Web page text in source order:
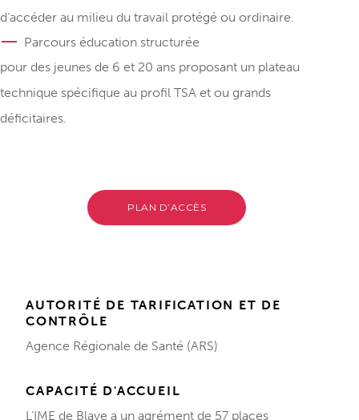
d’accéder au milieu du travail protégé ou ordinaire.
Parcours éducation structurée
pour des jeunes de 6 et 20 ans proposant un plateau
technique spécifique au profil TSA et ou grands
déficitaires.
PLAN D’ACCÈS
AUTORITÉ DE TARIFICATION ET DE
CONTRÔLE
Agence Régionale de Santé (ARS)
CAPACITÉ D'ACCUEIL
L’IME de Blaye a un agrément de 57 places